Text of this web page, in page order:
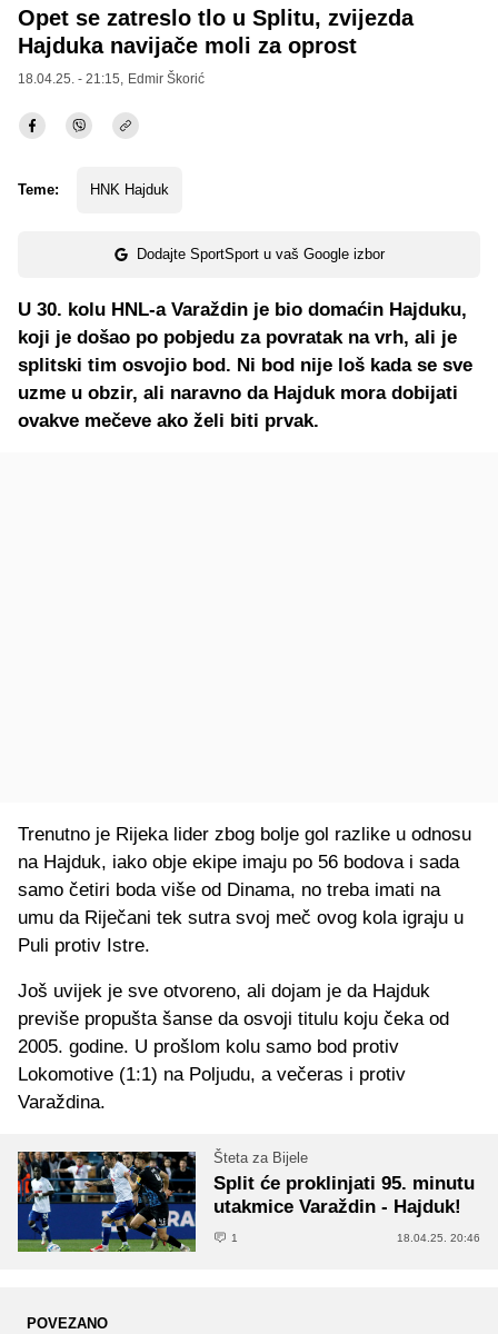
Opet se zatreslo tlo u Splitu, zvijezda
Hajduka navijače moli za oprost
18.04.25. - 21:15, Edmir Škorić
Teme: HNK Hajduk
Dodajte SportSport u vaš Google izbor
U 30. kolu HNL-a Varaždin je bio domaćin Hajduku,
koji je došao po pobjedu za povratak na vrh, ali je
splitski tim osvojio bod. Ni bod nije loš kada se sve
uzme u obzir, ali naravno da Hajduk mora dobijati
ovakve mečeve ako želi biti prvak.
Trenutno je Rijeka lider zbog bolje gol razlike u odnosu
na Hajduk, iako obje ekipe imaju po 56 bodova i sada
samo četiri boda više od Dinama, no treba imati na
umu da Riječani tek sutra svoj meč ovog kola igraju u
Puli protiv Istre.
Još uvijek je sve otvoreno, ali dojam je da Hajduk
previše propušta šanse da osvoji titulu koju čeka od
2005. godine. U prošlom kolu samo bod protiv
Lokomotive (1:1) na Poljudu, a večeras i protiv
Varaždina.
Šteta za Bijele
Split će proklinjati 95. minutu
utakmice Varaždin - Hajduk!
1 18.04.25. 20:46
POVEZANO